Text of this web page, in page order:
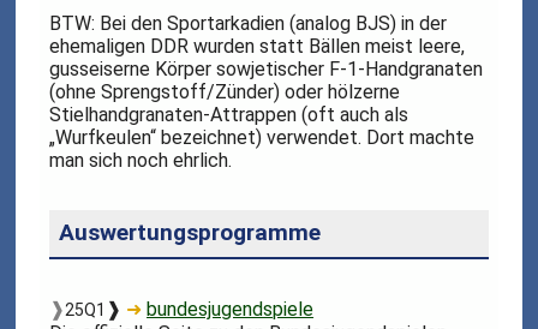
BTW: Bei den Sportarkadien (analog BJS) in der
ehemaligen DDR wurden statt Bällen meist leere,
gusseiserne Körper sowjetischer F-1-Handgranaten
(ohne Sprengstoff/Zünder) oder hölzerne
Stielhandgranaten-Attrappen (oft auch als
„Wurfkeulen“ bezeichnet) verwendet. Dort machte
man sich noch ehrlich.
Auswertungsprogramme
❱25Q1 ❱ ➜bundesjugendspiele